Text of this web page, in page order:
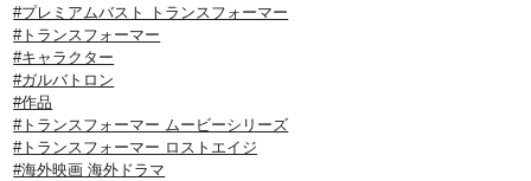
#プレミアムバスト トランスフォーマー
#トランスフォーマー
#キャラクター
#ガルバトロン
#作品
#トランスフォーマー ムービーシリーズ
#トランスフォーマー ロストエイジ
#海外映画 海外ドラマ